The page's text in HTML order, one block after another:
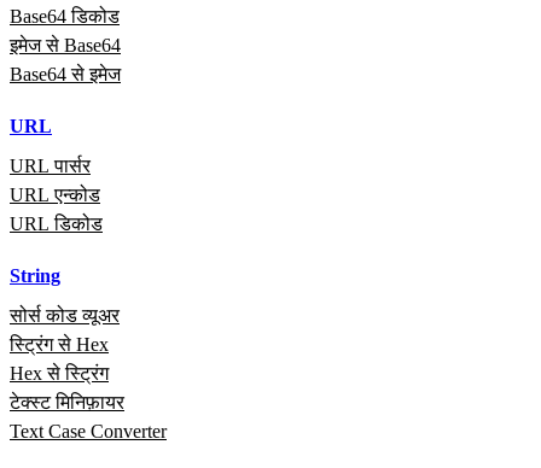
Base64 डिकोड
इमेज से Base64
Base64 से इमेज
URL
URL पार्सर
URL एन्कोड
URL डिकोड
String
सोर्स कोड व्यूअर
स्ट्रिंग से Hex
Hex से स्ट्रिंग
टेक्स्ट मिनिफ़ायर
Text Case Converter